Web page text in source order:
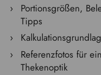
Portionsgrößen,
Tipps
Referenzfotos für
Thekenoptik